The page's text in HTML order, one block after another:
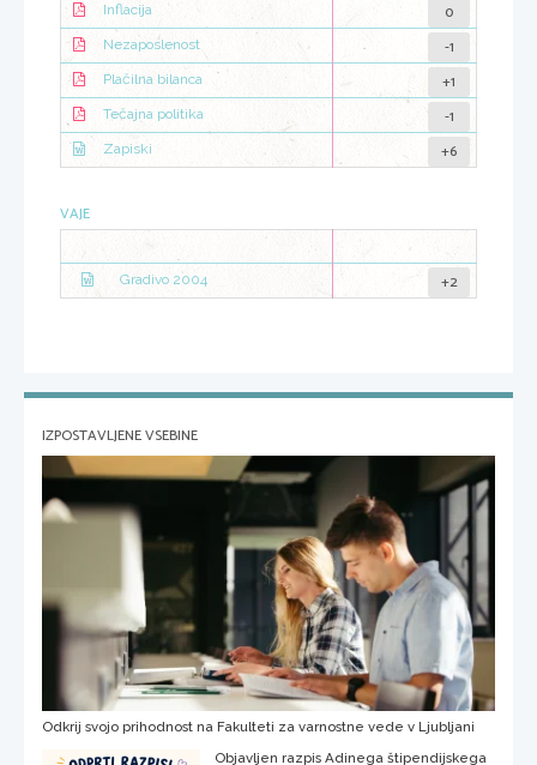
Inflacija 0
Nezaposlenost -1
Plačilna bilanca +1
Tečajna politika -1
Zapiski +6
VAJE
Gradivo 2004 +2
IZPOSTAVLJENE VSEBINE
Odkrij svojo prihodnost na Fakulteti za varnostne vede v Ljubljani
Objavljen razpis Adinega štipendijskega